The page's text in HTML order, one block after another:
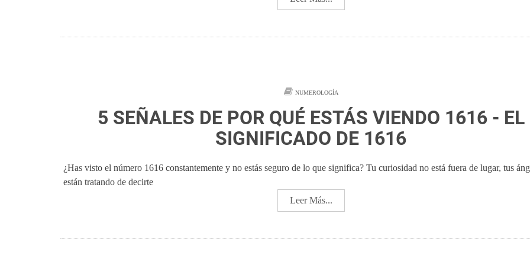
NUMEROLOGÍA
5 SEÑALES DE POR QUÉ ESTÁS VIENDO 1616 - EL
SIGNIFICADO DE 1616
¿Has visto el número 1616 constantemente y no estás seguro de lo que significa? Tu curiosidad no está fuera de lugar, tus
están tratando de decirte
Leer Más...